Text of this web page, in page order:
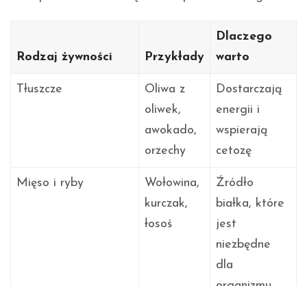
Rodzaj żywności Przykłady
Dlaczego
warto
Tłuszcze
Oliwa z
oliwek,
awokado,
orzechy
Dostarczają
energii i
wspierają
cetozę
Mięso i ryby
Wołowina,
kurczak,
łosoś
Źródło
białka, które
jest
niezbędne
dla